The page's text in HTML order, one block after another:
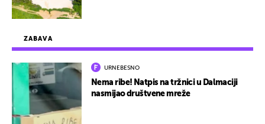
ZABAVA
URNEBESNO
Nema ribe! Natpis na tržnici u Dalmaciji
nasmijao društvene mreže